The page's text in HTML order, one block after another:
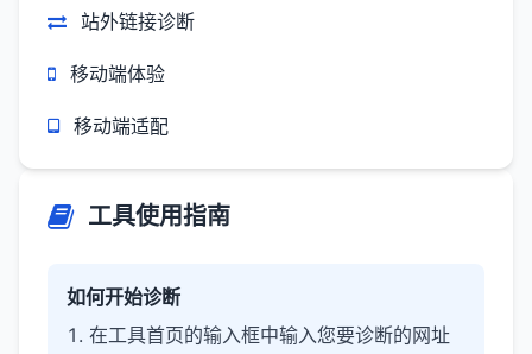
站外链接诊断
移动端体验
移动端适配
工具使用指南
如何开始诊断
在工具首页的输入框中输入您要诊断的网址